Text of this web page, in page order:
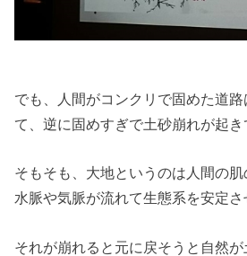
でも、人間がコンクリで固めた道
て、逆に固めすぎで土砂崩れが起き
そもそも、大地というのは人間の肌
水脈や気脈が流れて生態系を安定さ
それが崩れると元に戻そうと自然